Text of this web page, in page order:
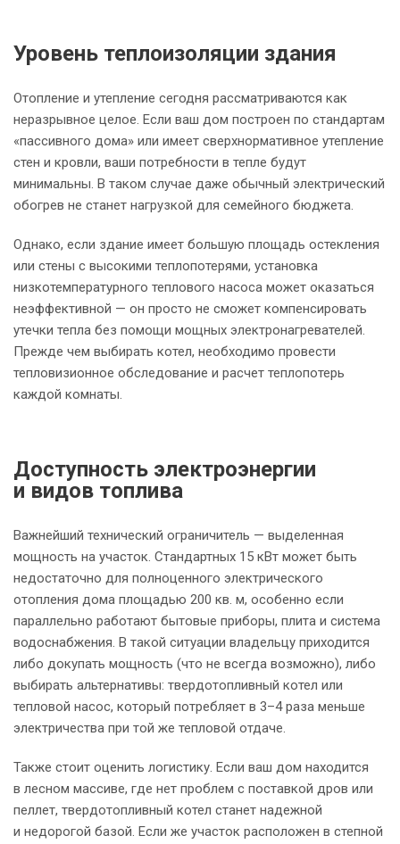
Уровень теплоизоляции здания
Отопление и утепление сегодня рассматриваются как
неразрывное целое. Если ваш дом построен по стандартам
«пассивного дома» или имеет сверхнормативное утепление
стен и кровли, ваши потребности в тепле будут
минимальны. В таком случае даже обычный электрический
обогрев не станет нагрузкой для семейного бюджета.
Однако, если здание имеет большую площадь остекления
или стены с высокими теплопотерями, установка
низкотемпературного теплового насоса может оказаться
неэффективной — он просто не сможет компенсировать
утечки тепла без помощи мощных электронагревателей.
Прежде чем выбирать котел, необходимо провести
тепловизионное обследование и расчет теплопотерь
каждой комнаты.
Доступность электроэнергии
и видов топлива
Важнейший технический ограничитель — выделенная
мощность на участок. Стандартных 15 кВт может быть
недостаточно для полноценного электрического
отопления дома площадью 200 кв. м, особенно если
параллельно работают бытовые приборы, плита и система
водоснабжения. В такой ситуации владельцу приходится
либо докупать мощность (что не всегда возможно), либо
выбирать альтернативы: твердотопливный котел или
тепловой насос, который потребляет в 3–4 раза меньше
электричества при той же тепловой отдаче.
Также стоит оценить логистику. Если ваш дом находится
в лесном массиве, где нет проблем с поставкой дров или
пеллет, твердотопливный котел станет надежной
и недорогой базой. Если же участок расположен в степной